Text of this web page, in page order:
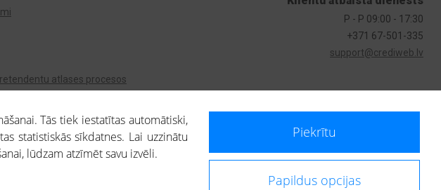
atlases procesos
P - P 09:00 - 17:30
+371 67-501-335
support@crediweb.lv
un tai nav juridiska spēka. Portāla lietotājs, izmantojot portālā saņemto informāciju, ir atbildīgs par fizisko
Tās tiek iestatītas automātiski,
statistiskās sīkdatnes. Lai uzzinātu
lūdzam atzīmēt savu izvēli.
Piekrītu
Papildus opcijas